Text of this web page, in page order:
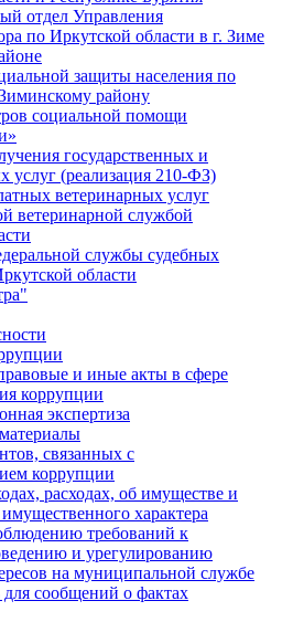
отдел Управления
по Иркутской области в г. Зиме
защиты населения по
району
социальной помощи
государственных и
услуг (реализация 210-ФЗ)
ветеринарных услуг
ветеринарной службой
службы судебных
области
и иные акты в сфере
коррупции
экспертиза
связанных с
коррупции
расходах, об имуществе и
имущественного характера
требований к
и урегулированию
на муниципальной службе
для сообщений о фактах